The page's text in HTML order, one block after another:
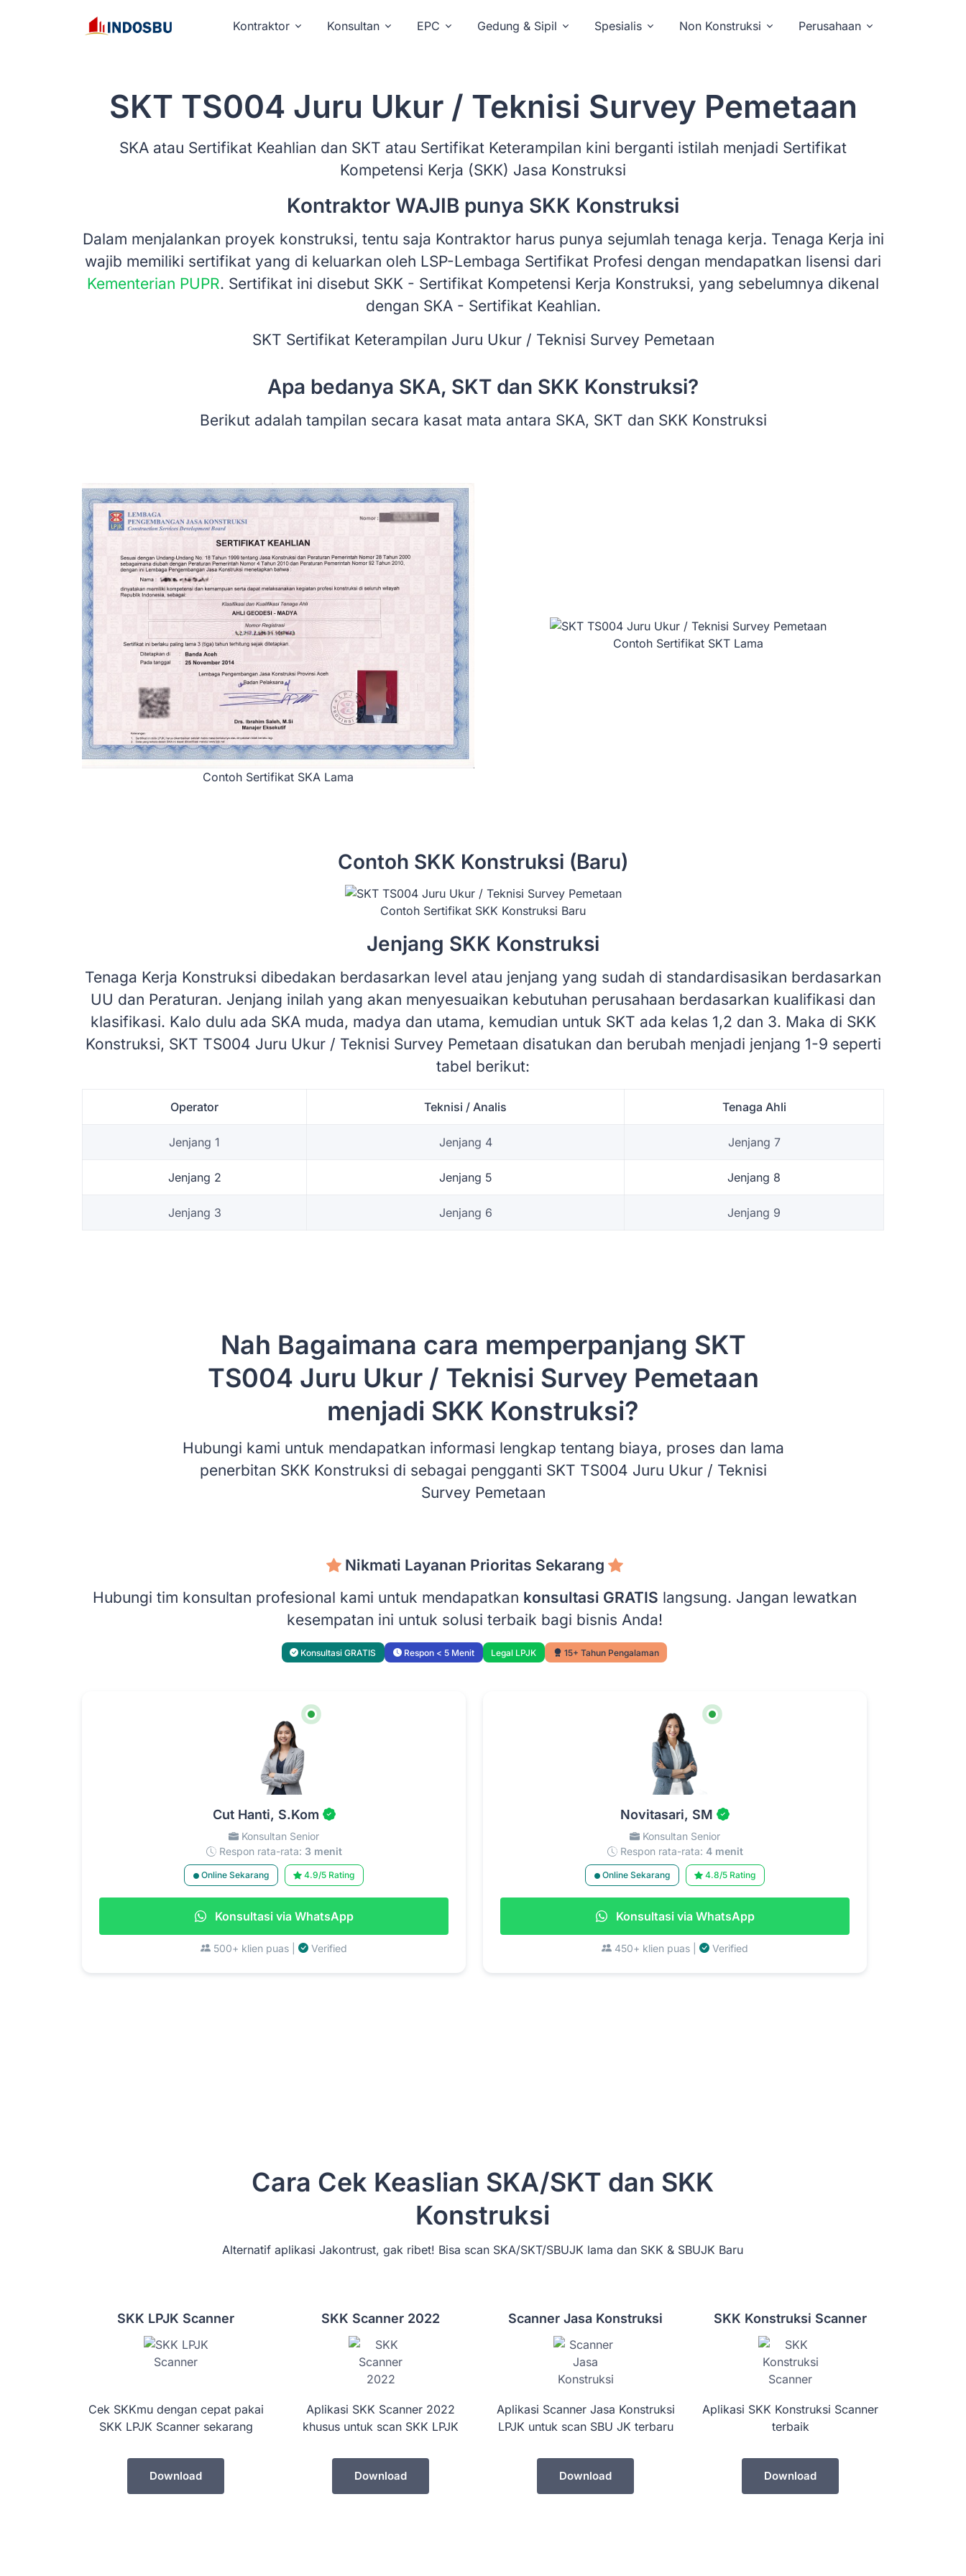
Kontraktor Konsultan EPC Gedung & Sipil Spesialis Non Konstruksi Perusahaan
SKT TS004 Juru Ukur / Teknisi Survey Pemetaan
SKA atau Sertifikat Keahlian dan SKT atau Sertifikat Keterampilan kini berganti istilah menjadi Sertifikat
Kompetensi Kerja (SKK) Jasa Konstruksi
Kontraktor WAJIB punya SKK Konstruksi
Dalam menjalankan proyek konstruksi, tentu saja Kontraktor harus punya sejumlah tenaga kerja. Tenaga Kerja ini
wajib memiliki sertifikat yang di keluarkan oleh LSP-Lembaga Sertifikat Profesi dengan mendapatkan lisensi dari
Kementerian PUPR. Sertifikat ini disebut SKK - Sertifikat Kompetensi Kerja Konstruksi, yang sebelumnya dikenal
dengan SKA - Sertifikat Keahlian.
SKT Sertifikat Keterampilan Juru Ukur / Teknisi Survey Pemetaan
Apa bedanya SKA, SKT dan SKK Konstruksi?
Berikut adalah tampilan secara kasat mata antara SKA, SKT dan SKK Konstruksi
Contoh Sertifikat SKA Lama
Contoh Sertifikat SKT Lama
Contoh SKK Konstruksi (Baru)
Contoh Sertifikat SKK Konstruksi Baru
Jenjang SKK Konstruksi
Tenaga Kerja Konstruksi dibedakan berdasarkan level atau jenjang yang sudah di standardisasikan berdasarkan
UU dan Peraturan. Jenjang inilah yang akan menyesuaikan kebutuhan perusahaan berdasarkan kualifikasi dan
klasifikasi. Kalo dulu ada SKA muda, madya dan utama, kemudian untuk SKT ada kelas 1,2 dan 3. Maka di SKK
Konstruksi, SKT TS004 Juru Ukur / Teknisi Survey Pemetaan disatukan dan berubah menjadi jenjang 1-9 seperti
tabel berikut:
Operator Teknisi / Analis Tenaga Ahli
Jenjang 1 Jenjang 4 Jenjang 7
Jenjang 2 Jenjang 5 Jenjang 8
Jenjang 3 Jenjang 6 Jenjang 9
Nah Bagaimana cara memperpanjang SKT
TS004 Juru Ukur / Teknisi Survey Pemetaan
menjadi SKK Konstruksi?
Hubungi kami untuk mendapatkan informasi lengkap tentang biaya, proses dan lama
penerbitan SKK Konstruksi di sebagai pengganti SKT TS004 Juru Ukur / Teknisi
Survey Pemetaan
Nikmati Layanan Prioritas Sekarang
Hubungi tim konsultan profesional kami untuk mendapatkan konsultasi GRATIS langsung. Jangan lewatkan
kesempatan ini untuk solusi terbaik bagi bisnis Anda!
Konsultasi GRATIS Respon < 5 Menit Legal LPJK 15+ Tahun Pengalaman
Cut Hanti, S.Kom
Konsultan Senior
Respon rata-rata: 3 menit
Online Sekarang 4.9/5 Rating
Konsultasi via WhatsApp
500+ klien puas | Verified
Novitasari, SM
Konsultan Senior
Respon rata-rata: 4 menit
Online Sekarang 4.8/5 Rating
Konsultasi via WhatsApp
450+ klien puas | Verified
Cara Cek Keaslian SKA/SKT dan SKK
Konstruksi
Alternatif aplikasi Jakontrust, gak ribet! Bisa scan SKA/SKT/SBUJK lama dan SKK & SBUJK Baru
SKK LPJK Scanner
Cek SKKmu dengan cepat pakai
SKK LPJK Scanner sekarang
Download
SKK Scanner 2022
Aplikasi SKK Scanner 2022
khusus untuk scan SKK LPJK
Download
Scanner Jasa Konstruksi
Aplikasi Scanner Jasa Konstruksi
LPJK untuk scan SBU JK terbaru
Download
SKK Konstruksi Scanner
Aplikasi SKK Konstruksi Scanner
terbaik
Download